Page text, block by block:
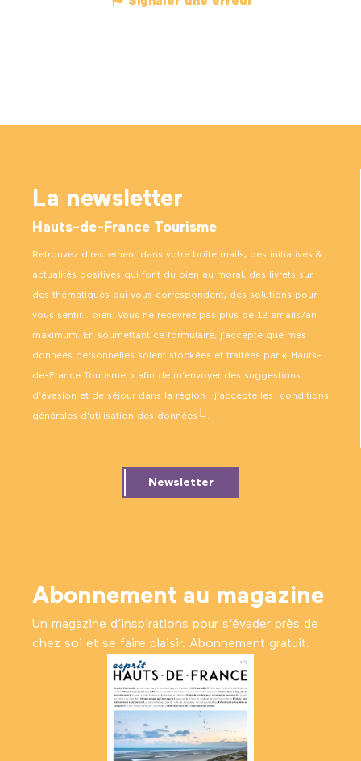
La newsletter
Hauts-de-France Tourisme
Retrouvez directement dans votre boîte mails, des initiatives &
actualités positives qui font du bien au moral, des livrets sur
des thématiques qui vous correspondent, des solutions pour
vous sentir… bien. Vous ne recevrez pas plus de 12 emails/an
maximum. En soumettant ce formulaire, j’accepte que mes
données personnelles soient stockées et traitées par « Hauts-
de-France Tourisme » afin de m’envoyer des suggestions
d’évasion et de séjour dans la région ; j’accepte les conditions
générales d’utilisation des données .
Newsletter
Abonnement au magazine
Un magazine d’inspirations pour s'évader près de
chez soi et se faire plaisir. Abonnement gratuit.